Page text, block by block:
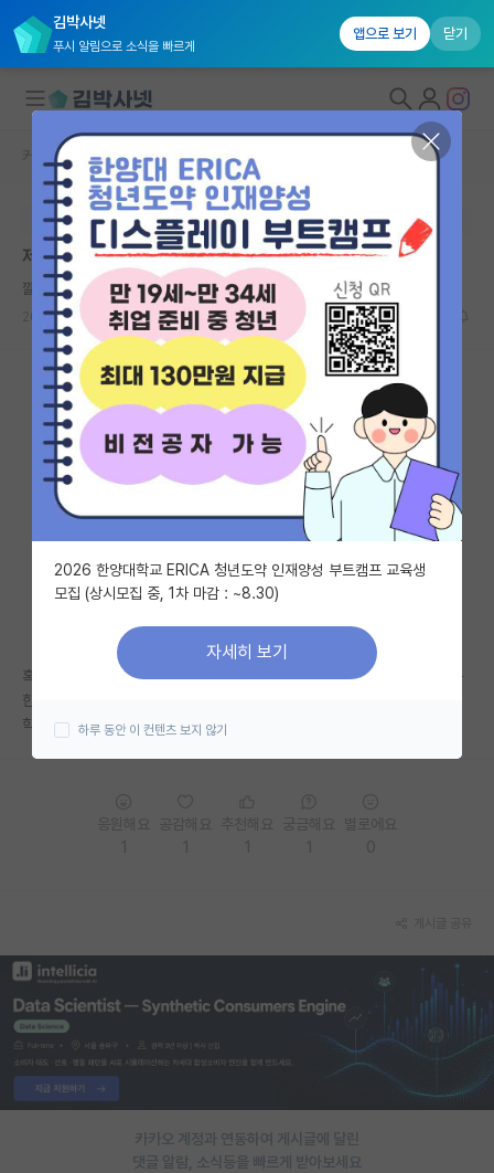
김박사넷
푸시 알림으로 소식을 빠르게
앱으로 보기 닫기
대학원생 모집
국내대학원 정보
연구실&오픈랩
커뮤니티
커뮤니티 홈
전체글보기
베스트 게시판
IF 명예의전당
자유 게시판(아무개랩)
미국 유학 게시판
미국 대학원 합격 후기 게시판
대학원생 모집 게시판
연구실(PI) 홍보 게시판
임용 후기 게시판
PI 전용 게시판
인문사회 계열 게시판
특수/전문대학원 게시판
반도체/AI 게시판
커뮤니티 홈 자유 게시판(아무개랩)
본문이 수정되지 않는 박제글입니다.
제약회사
깔끔한 찰스 다윈
2024.11.15 0 1066
혹시 수의조직학으로 석사학위를해도 제약회사같은 바이오 회사 취직 가능
한가요??
학사 전공은 미생물생명공학입니다
카카오 계정과 연동하여 게시글에 달린
댓글 알람, 소식등을 빠르게 받아보세요
2026 한양대학교 ERICA 청년도약 인재양성 부트캠프 교육생
모집 (상시모집 중, 1차 마감 : ~8.30)
자세히 보기
하루 동안 이 컨텐츠 보지 않기